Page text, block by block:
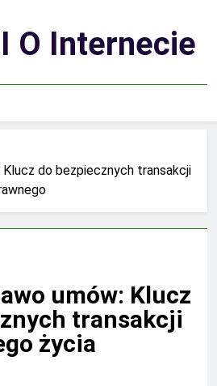
O Internecie
Klucz do bezpiecznych transakcji
umów: Klucz
transakcji
życia